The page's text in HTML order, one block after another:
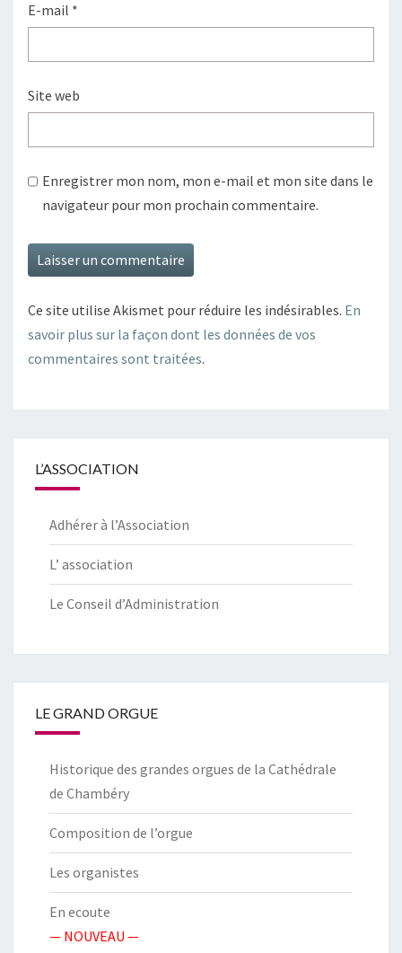
E-mail *
Site web
Enregistrer mon nom, mon e-mail et mon site dans le
navigateur pour mon prochain commentaire.
Ce site utilise Akismet pour réduire les indésirables. En
savoir plus sur la façon dont les données de vos
commentaires sont traitées.
L’ASSOCIATION
Adhérer à l’Association
L’ association
Le Conseil d’Administration
LE GRAND ORGUE
Historique des grandes orgues de la Cathédrale
de Chambéry
Composition de l’orgue
Les organistes
En ecoute
— NOUVEAU —